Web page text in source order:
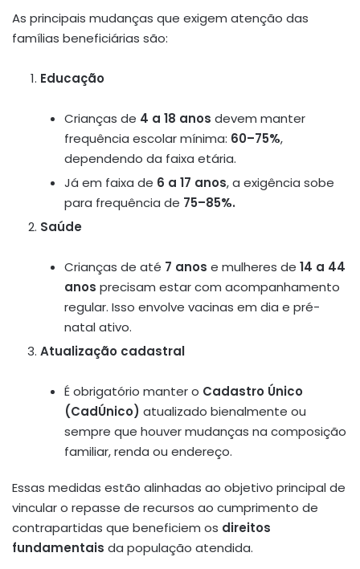
As principais mudanças que exigem atenção das
famílias beneficiárias são:
Educação
Crianças de 4 a 18 anos devem manter
frequência escolar mínima: 60–75%,
dependendo da faixa etária.
Já em faixa de 6 a 17 anos, a exigência sobe
para frequência de 75–85%.
Saúde
Crianças de até 7 anos e mulheres de 14 a 44
anos precisam estar com acompanhamento
regular. Isso envolve vacinas em dia e pré-
natal ativo.
Atualização cadastral
É obrigatório manter o Cadastro Único
(CadÚnico) atualizado bienalmente ou
sempre que houver mudanças na composição
familiar, renda ou endereço.
Essas medidas estão alinhadas ao objetivo principal de
vincular o repasse de recursos ao cumprimento de
contrapartidas que beneficiem os direitos
fundamentais da população atendida.